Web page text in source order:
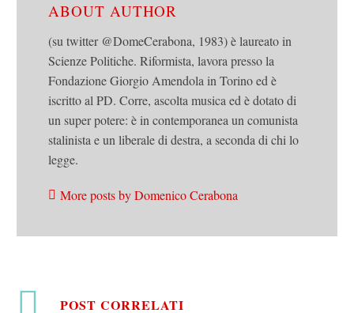
ABOUT AUTHOR
(su twitter @DomeCerabona, 1983) è laureato in
Scienze Politiche. Riformista, lavora presso la
Fondazione Giorgio Amendola in Torino ed è
iscritto al PD. Corre, ascolta musica ed è dotato di
un super potere: è in contemporanea un comunista
stalinista e un liberale di destra, a seconda di chi lo
legge.
More posts by Domenico Cerabona
POST CORRELATI